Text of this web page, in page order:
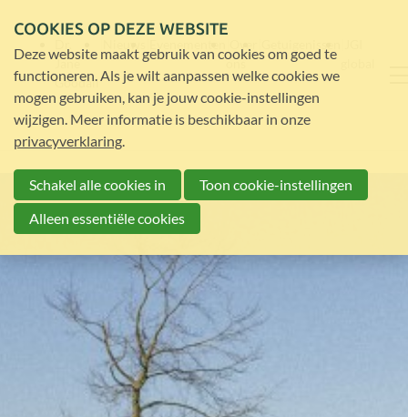
Jane
Goodall
ons
COOKIES OP DEZE WEBSITE
Deze website maakt gebruik van cookies om goed te
functioneren. Als je wilt aanpassen welke cookies we
mogen gebruiken, kan je jouw cookie-instellingen
wijzigen. Meer informatie is beschikbaar in onze
privacyverklaring.
Schakel alle cookies in
Toon cookie-instellingen
Alleen essentiële cookies